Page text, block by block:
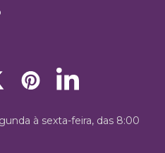
à sexta-feira, das 8:00